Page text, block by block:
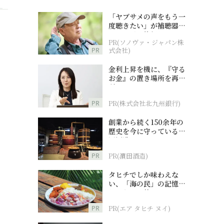
PR
「ヤブサメの声をもう一
度聴きたい」が補聴器チ
ャレンジの後押しに
PR(ソノヴァ・ジャパン株
式会社)
PR
金利上昇を機に、『守る
お金』の置き場所を再検
討
PR(株式会社北九州銀行)
PR
創業から続く150余年の
歴史を今に守っている濵
田酒造
PR(濵田酒造)
PR
タヒチでしか味わえな
い、「海の民」の記憶へ
とつながる旅
PR(エア タヒチ ヌイ)